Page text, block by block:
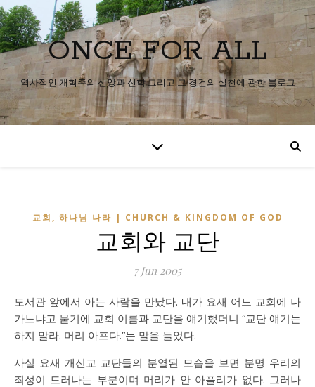
ONCE FOR ALL
역사적인 개혁주의 신앙과 신학 그리고 그 경건의 실천에 관한 블로그
교회, 하나님 나라 | CHURCH & KINGDOM OF GOD
교회와 교단
7 Jun 2005
도서관 앞에서 아는 사람을 만났다. 내가 요새 어느 교회에 나
가느냐고 묻기에 교회 이름과 교단을 얘기했더니 “교단 얘기는
하지 말라. 머리 아프다.”는 말을 들었다.
사실 요새 개신교 교단들의 분열된 모습을 보면 분명 우리의
죄성이 드러나는 부분이며 머리가 안 아플리가 없다. 그러나